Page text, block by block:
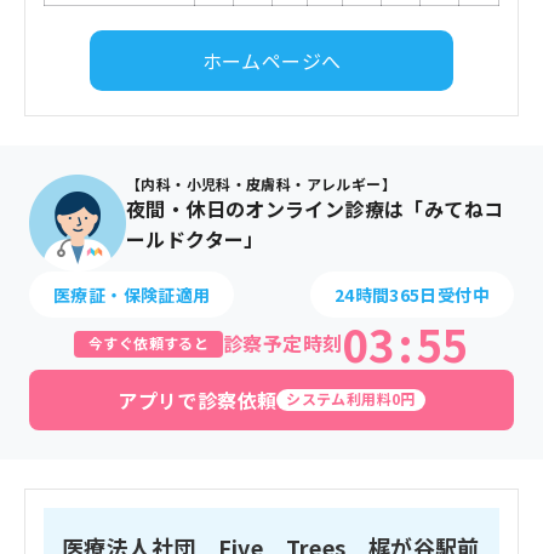
ホームページへ
【内科・小児科・皮膚科・アレルギー】
夜間・休日のオンライン診療は「みてねコ
ールドクター」
医療証・保険証適用 24時間365日受付中
今すぐ依頼すると 診察予定時刻03:55
アプリで診察依頼 システム利用料0円
医療法人社団 Five Trees 梶が谷駅前